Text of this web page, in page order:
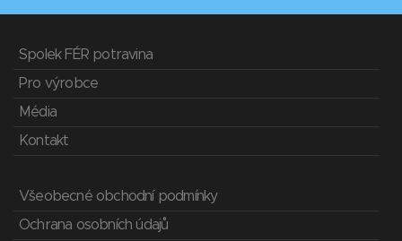
Spolek FÉR potravina
Pro výrobce
Média
Kontakt
Všeobecné obchodní podmínky
Ochrana osobních údajů